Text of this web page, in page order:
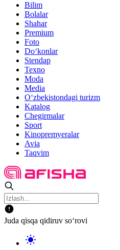
Bilim
Bolalar
Shahar
Premium
Foto
Do‘konlar
Stendap
Texno
Moda
Media
O‘zbekistondagi turizm
Katalog
Chegirmalar
Sport
Kinopremyeralar
Avia
Taqvim
Juda qisqa qidiruv so‘rovi